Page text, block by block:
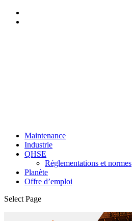
Maintenance
Industrie
QHSE
Réglementations et normes
Planète
Offre d’emploi
Select Page